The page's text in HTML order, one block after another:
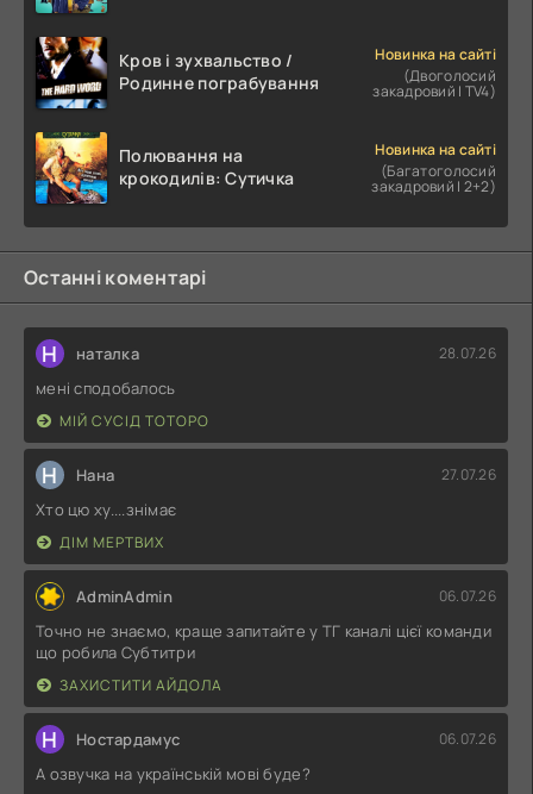
Кров і зухвальство /
Родинне пограбування
Новинка на сайті
(Двоголосий
закадровий | TV4)
Полювання на
крокодилів: Сутичка
Новинка на сайті
(Багатоголосий
закадровий | 2+2)
Останні коментарі
Н наталка 28.07.26
мені сподобалось
МІЙ СУСІД ТОТОРО
Н Нана 27.07.26
Хто цю ху....знімає
ДІМ МЕРТВИХ
AdminAdmin 06.07.26
Точно не знаємо, краще запитайте у ТГ каналі цієї команди
що робила Субтитри
ЗАХИСТИТИ АЙДОЛА
Н Ностардамус 06.07.26
А озвучка на українській мові буде?